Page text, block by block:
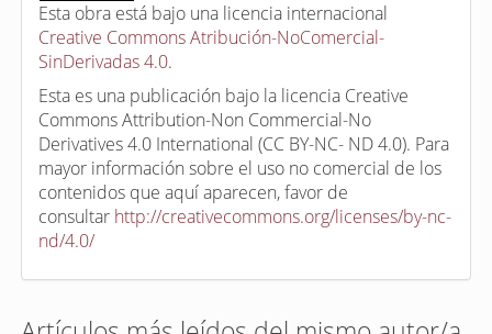
Esta obra está bajo una licencia internacional
Creative Commons Atribución-NoComercial-
SinDerivadas 4.0.
Esta es una publicación bajo la licencia Creative
Commons Attribution-Non Commercial-No
Derivatives 4.0 International (CC BY-NC- ND 4.0). Para
mayor información sobre el uso no comercial de los
contenidos que aquí aparecen, favor de
consultar http://creativecommons.org/licenses/by-nc-
nd/4.0/